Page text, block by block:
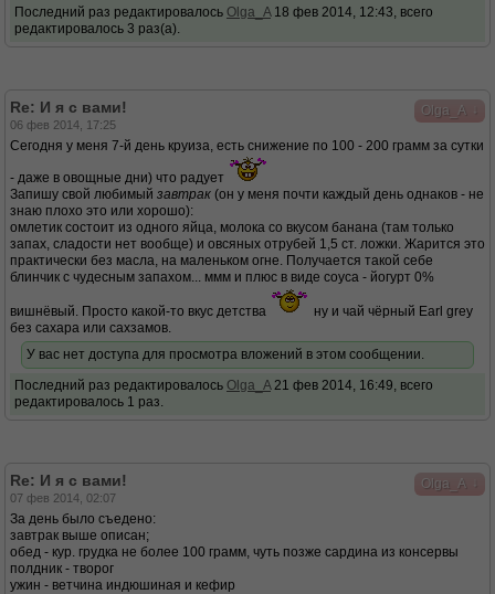
Последний раз редактировалось Olga_A18 фев 2014, 12:43, всего
редактировалось 3 раз(а).
Olga_A
Re: И я с вами!
06 фев 2014, 17:25
Сегодня у меня 7-й день круиза, есть снижение по 100 - 200 грамм за сутки
- даже в овощные дни) что радует
Запишу свой любимый завтрак (он у меня почти каждый день однаков - не
знаю плохо это или хорошо):
омлетик состоит из одного яйца, молока со вкусом банана (там только
запах, сладости нет вообще) и овсяных отрубей 1,5 ст. ложки. Жарится это
практически без масла, на маленьком огне. Получается такой себе
блинчик с чудесным запахом... ммм и плюс в виде соуса - йогурт 0%
вишнёвый. Просто какой-то вкус детства
ну и чай чёрный Earl grey
без сахара или сахзамов.
У вас нет доступа для просмотра вложений в этом сообщении.
Последний раз редактировалось Olga_A21 фев 2014, 16:49, всего
редактировалось 1 раз.
Olga_A
Re: И я с вами!
07 фев 2014, 02:07
За день было съедено:
завтрак выше описан;
обед - кур. грудка не более 100 грамм, чуть позже сардина из консервы
полдник - творог
ужин - ветчина индюшиная и кефир